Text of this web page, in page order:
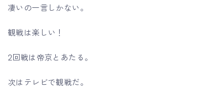
凄いの一言しかない。
観戦は楽しい！
2回戦は帝京とあたる。
次はテレビで観戦だ。